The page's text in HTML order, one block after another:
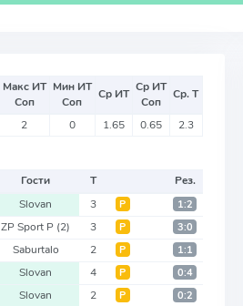
Макс ИТ
Соп
Мин ИТ
Соп
Ср ИТ Ср ИТ
Соп
Ср. Т
2 0 1.65 0.65 2.3
Гости Т
Рез.
Slovan 3 Р 1:2
ZP Sport P (2) 3 Р 3:0
Saburtalo 2 Р 1:1
Slovan 4 Р 0:4
Slovan 2 Р 0:2